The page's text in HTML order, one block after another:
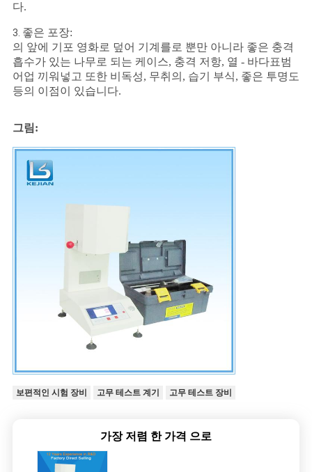
다.
3. 좋은 포장:
의 앞에 기포 영화로 덮어 기계를로 뿐만 아니라 좋은 충격
흡수가 있는 나무로 되는 케이스, 충격 저항, 열 - 바다표범
어업 끼워넣고 또한 비독성, 무취의, 습기 부식, 좋은 투명도
등의 이점이 있습니다.
그림:
보편적인 시험 장비 고무 테스트 계기 고무 테스트 장비
가장 저렴 한 가격 으로